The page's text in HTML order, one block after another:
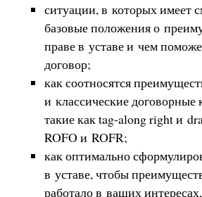
ситуации, в которых имеет
базовые положения о
праве в уставе и чем
договор;
как соотносятся
и классические договорные
такие как tag-along right и
ROFO и ROFR;
как оптимально
в уставе, чтобы
работало в ваших